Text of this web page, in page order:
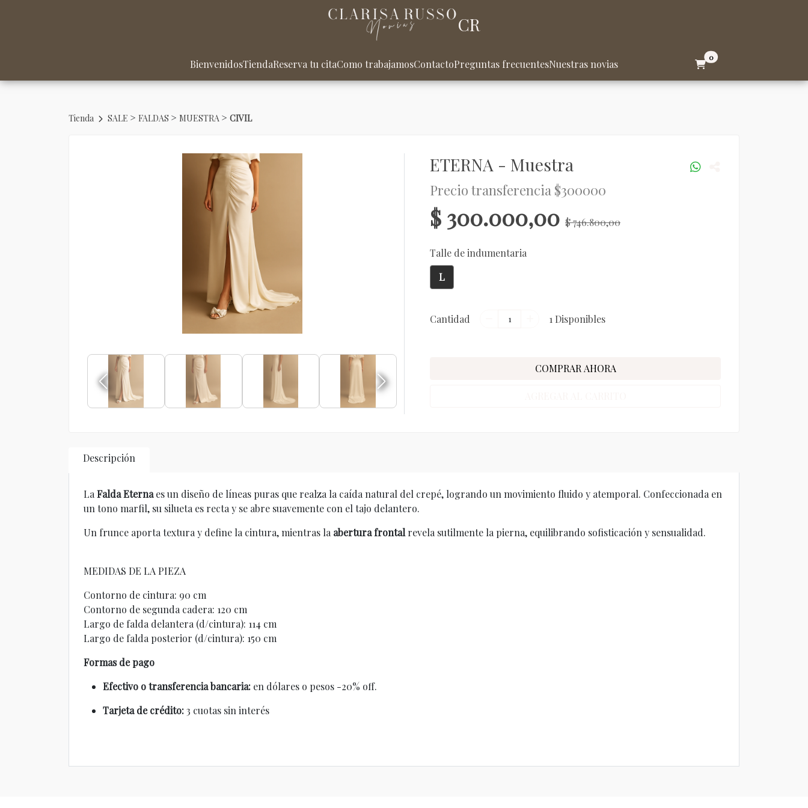
CR
BienvenidosTiendaReserva tu citaComo trabajamosContactoPreguntas frecuentesNuestras novias
0
Tienda SALE > FALDAS > MUESTRA > CIVIL
ETERNA - Muestra
Precio transferencia $300000
$ 300.000,00 $ 746.800,00
Talle de indumentaria
L
Cantidad 1 Disponibles
COMPRAR AHORA
Descripción
La Falda Eternaes un diseño de líneas puras que realza la caída natural del crepé, logrando un movimiento fluido y atemporal. Confeccionada en
un tono marfil, su silueta es recta y se abre suavemente con el tajo delantero.
Un frunce aporta textura y define la cintura, mientras la abertura frontal revela sutilmente la pierna, equilibrando sofisticación y sensualidad.
MEDIDAS DE LA PIEZA
Contorno de cintura: 90 cm
Contorno de segunda cadera: 120 cm
Largo de falda delantera (d/cintura): 114 cm
Largo de falda posterior (d/cintura): 150 cm
Formas de pago
Efectivo o transferencia bancaria: en dólares o pesos -20% off.
Tarjeta de crédito:3 cuotas sin interés